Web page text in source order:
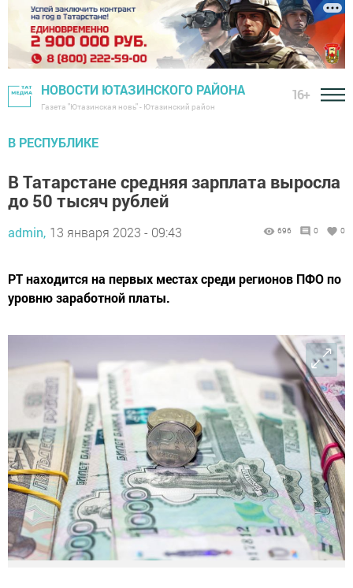
НОВОСТИ ЮТАЗИНСКОГО РАЙОНА
Газета "Ютазинская новь" - Ютазинский район
16+
В РЕСПУБЛИКЕ
В Татарстане средняя зарплата выросла
до 50 тысяч рублей
admin, 13 января 2023 - 09:43 696 0 0
РТ находится на первых местах среди регионов ПФО по
уровню заработной платы.